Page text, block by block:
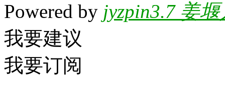
Powered by jyzpin3.7 姜
我要建议
我要订阅